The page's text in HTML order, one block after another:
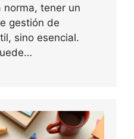
tener un
gestión de
sino esencial.